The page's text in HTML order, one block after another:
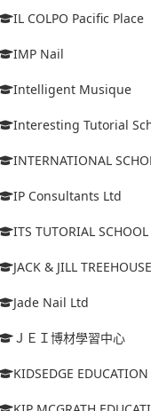
IL COLPO Pacific Place
IMP Nail
Intelligent Musique
Interesting Tutorial
INTERNATIONAL
IP Consultants Ltd
ITS TUTORIAL SCHOOL
JACK & JILL
Jade Nail Ltd
ＪＥＩ博材學習中心
KIDSEDGE